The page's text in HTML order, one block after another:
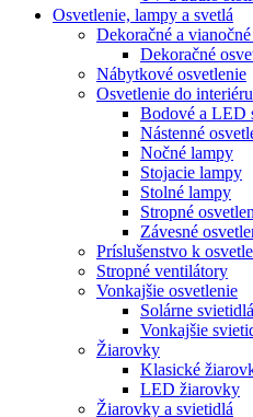
Osvetlenie, lampy a svetlá
Dekoračné a
Dekoračné
Nábytkové osvetlenie
Osvetlenie do interiéru
Bodové a LED
Nástenné
Nočné lampy
Stojacie lampy
Stolné lampy
Stropné
Závesné
Príslušenstvo k
Stropné ventilátory
Vonkajšie osvetlenie
Solárne svietidlá
Vonkajšie
Žiarovky
Klasické
LED žiarovky
Žiarovky a svietidlá